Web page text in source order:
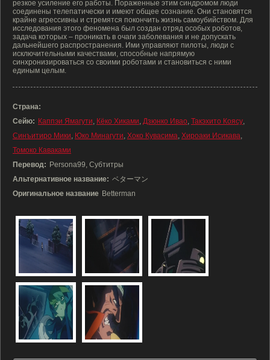
резкое усиление его работы. Пораженные этим синдромом люди
соединены телепатически и имеют общее сознание. Они становятся
крайне агрессивны и стремятся покончить жизнь самоубийством. Для
исследования этого феномена был создан отряд особых роботов,
задача которых – проникать в очаги заболевания и не допускать
дальнейшего распространения. Ими управляют пилоты, люди с
исключительными качествами, способные напрямую
синхронизироваться со своими роботами и становиться с ними
единым целым.
Страна:
Сейю: Каппэи Ямагути, Кёко Хиками, Дзюнко Ивао, Такэхито Коясу,
Синъитиро Мики, Юко Минагути, Хоко Кувасима, Хироаки Исикава,
Томоко Каваками
Перевод: Persona99, Субтитры
Альтернативное название: ベターマン
Оригинальное название Betterman